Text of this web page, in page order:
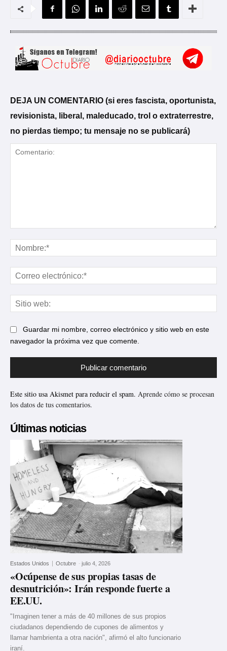
DEJA UN COMENTARIO (si eres fascista, oportunista,
revisionista, liberal, maleducado, trol o extraterrestre,
no pierdas tiempo; tu mensaje no se publicará)
Guardar mi nombre, correo electrónico y sitio web en este
navegador la próxima vez que comente.
Este sitio usa Akismet para reducir el spam. Aprende cómo se procesan
los datos de tus comentarios.
Últimas noticias
Estados Unidos Octubre - julio 4, 2026
«Ocúpense de sus propias tasas de
desnutrición»: Irán responde fuerte a
EE.UU.
"Imaginen tener a más de 40 millones de sus propios
ciudadanos dependiendo de cupones de alimentos y
llamar hambrienta a otra nación", afirmó el alto funcionario
iraní.